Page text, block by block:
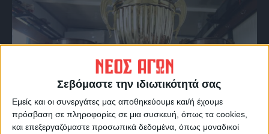
Σεβόμαστε την ιδιωτικότητά σας
Εμείς και οι συνεργάτες μας αποθηκεύουμε και/ή έχουμε
πρόσβαση σε πληροφορίες σε μια συσκευή, όπως τα cookies,
και επεξεργαζόμαστε προσωπικά δεδομένα, όπως μοναδικοί